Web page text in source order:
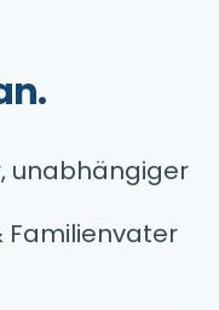
unabhängiger
Familienvater